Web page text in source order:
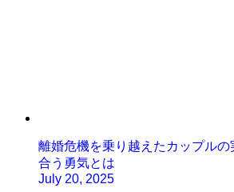
離婚危機を乗り越えたカップルの
合う勇気とは
July 20, 2025